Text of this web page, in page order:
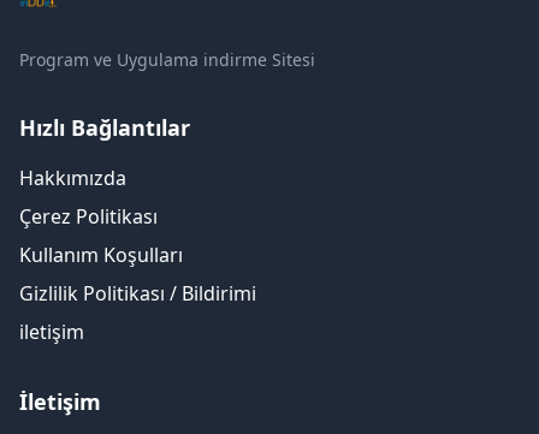
Program ve Uygulama indirme Sitesi
Hızlı Bağlantılar
Hakkımızda
Çerez Politikası
Kullanım Koşulları
Gizlilik Politikası / Bildirimi
iletişim
İletişim